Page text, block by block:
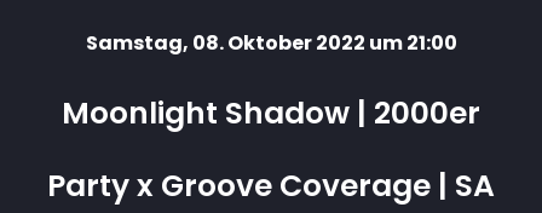
Samstag, 08. Oktober 2022 um 21:00
Moonlight Shadow | 2000er
Party x Groove Coverage | SA